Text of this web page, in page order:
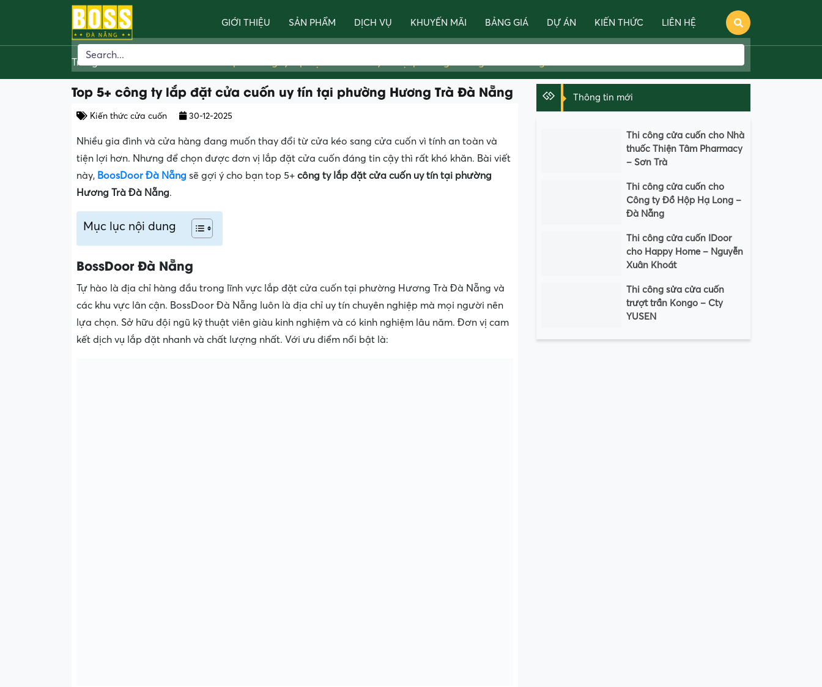
GIỚI THIỆU SẢN PHẨM DỊCH VỤ KHUYẾN MÃI BẢNG GIÁ DỰ ÁN KIẾN THỨC LIÊN HỆ
Trang chủ
Top 5+ công ty lắp đặt cửa cuốn uy tín tại phường Hương Trà Đà Nẵng
Kiến thức cửa cuốn 30-12-2025
Nhiều gia đình và cửa hàng đang muốn thay đổi từ cửa kéo sang cửa cuốn vì tính an toàn và
tiện lợi hơn. Nhưng để chọn được đơn vị lắp đặt cửa cuốn đáng tin cậy thì rất khó khăn. Bài viết
này, BoosDoor Đà Nẵng sẽ gợi ý cho bạn top 5+ công ty lắp đặt cửa cuốn uy tín tại phường
Hương Trà Đà Nẵng.
Mục lục nội dung
BossDoor Đà Nẵng
Tự hào là địa chỉ hàng đầu trong lĩnh vực lắp đặt cửa cuốn tại phường Hương Trà Đà Nẵng và
các khu vực lân cận. BossDoor Đà Nẵng luôn là địa chỉ uy tín chuyên nghiệp mà mọi người nên
lựa chọn. Sở hữu đội ngũ kỹ thuật viên giàu kinh nghiệm và có kinh nghiệm lâu năm. Đơn vị cam
kết dịch vụ lắp đặt nhanh và chất lượng nhất. Với ưu điểm nổi bật là:
Thông tin mới
Thi công cửa cuốn cho Nhà
thuốc Thiện Tâm Pharmacy
– Sơn Trà
Thi công cửa cuốn cho
Công ty Đồ Hộp Hạ Long –
Đà Nẵng
Thi công cửa cuốn IDoor
cho Happy Home – Nguyễn
Xuân Khoát
Thi công sửa cửa cuốn
trượt trần Kongo – Cty
YUSEN